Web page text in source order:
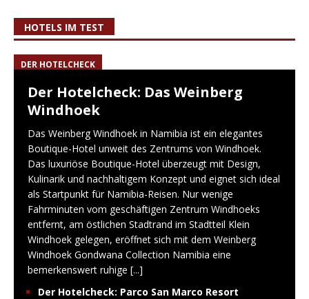
HOTELS IM TEST
DER HOTELCHECK
Der Hotelcheck: Das Weinberg
Windhoek
Das Weinberg Windhoek in Namibia ist ein elegantes
Boutique-Hotel unweit des Zentrums von Windhoek.
Das luxuriöse Boutique-Hotel überzeugt mit Design,
Kulinarik und nachhaltigem Konzept und eignet sich ideal
als Startpunkt für Namibia-Reisen. Nur wenige
Fahrminuten vom geschäftigen Zentrum Windhoeks
entfernt, am östlichen Stadtrand im Stadtteil Klein
Windhoek gelegen, eröffnet sich mit dem Weinberg
Windhoek Gondwana Collection Namibia eine
bemerkenswert ruhige [...]
Der Hotelcheck: Parco San Marco Resort